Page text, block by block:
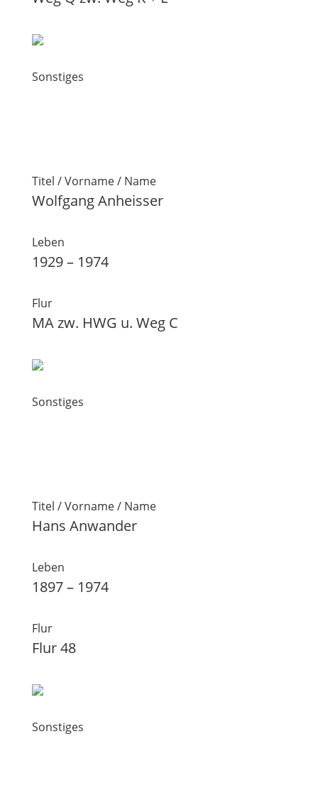
Sonstiges
Titel / Vorname / Name
Wolfgang Anheisser
Leben
1929 – 1974
Flur
MA zw. HWG u. Weg C
Sonstiges
Titel / Vorname / Name
Hans Anwander
Leben
1897 – 1974
Flur
Flur 48
Sonstiges